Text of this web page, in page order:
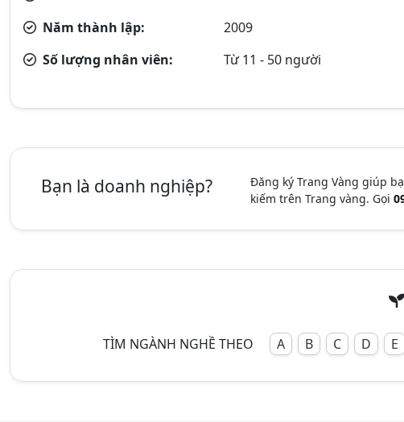
Năm thành lập:
2009
Số lượng nhân viên:
Từ 11 - 50 người
Bạn là doanh nghiệp?
Đăng ký Trang Vàng giúp
kiếm trên Trang vàng. Gọi
TÌM NGÀNH NGHỀ THEO A B C D E